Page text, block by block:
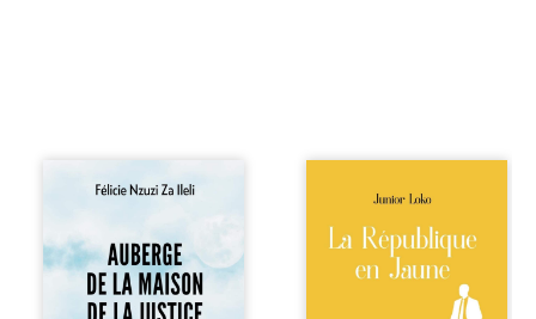
Auberge de la
récit-témoignage
consacré au
parcours
exemplaire de
Fédérale du
Congo, la
naissance de
jumeaux de races
différentes
bouleverse l’ordre